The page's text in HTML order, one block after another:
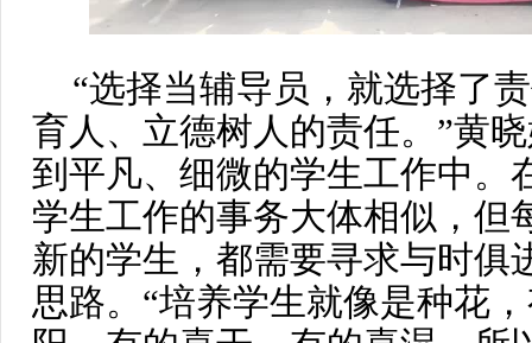
“选择当辅导员，就选择了
育人、立德树人的责任。”黄
到平凡、细微的学生工作中。
学生工作的事务大体相似，但
新的学生，都需要寻求与时俱
思路。“培养学生就像是种花